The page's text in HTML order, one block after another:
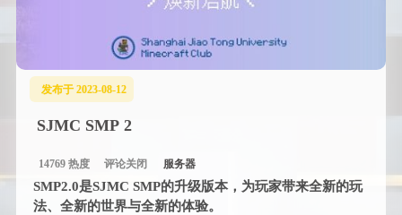
发布于 2023-08-12
SJMC SMP 2
14769 热度 评论关闭 服务器
SMP2.0是SJMC SMP的升级版本，为玩家带来全新的玩
法、全新的世界与全新的体验。